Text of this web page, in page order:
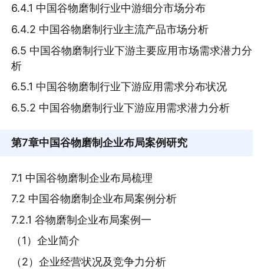
6.4.1 中国谷物磨制行业中游细分市场分布
6.4.2 中国谷物磨制行业主流产品市场分析
6.5 中国谷物磨制行业下游主要应用市场需求潜力分
析
6.5.1 中国谷物磨制行业下游应用需求分布状况
6.5.2 中国谷物磨制行业下游应用需求潜力分析
第7章中国谷物磨制企业布局案例研究
7.1 中国谷物磨制企业布局梳理
7.2 中国谷物磨制企业布局案例分析
7.2.1 谷物磨制企业布局案例一
（1）企业简介
（2）企业经营状况及竞争力分析